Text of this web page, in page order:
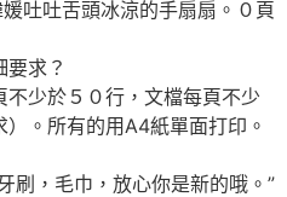
吐吐舌頭冰涼的手扇扇。０頁
求？
少於５０行，文檔每頁不少
。所有的用A4紙單面打印。
，毛巾，放心你是新的哦。”